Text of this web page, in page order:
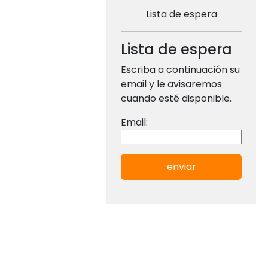
Lista de espera
Lista de espera
Escriba a continuación su
email y le avisaremos
cuando esté disponible.
Email:
enviar